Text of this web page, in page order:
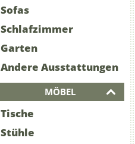
Sofas
Schlafzimmer
Garten
Andere Ausstattungen
MÖBEL
Tische
Stühle